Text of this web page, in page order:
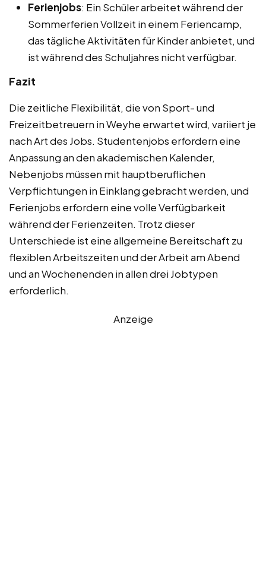
Ferienjobs: Ein Schüler arbeitet während der
Sommerferien Vollzeit in einem Feriencamp,
das tägliche Aktivitäten für Kinder anbietet, und
ist während des Schuljahres nicht verfügbar.
Fazit
Die zeitliche Flexibilität, die von Sport- und
Freizeitbetreuern in Weyhe erwartet wird, variiert je
nach Art des Jobs. Studentenjobs erfordern eine
Anpassung an den akademischen Kalender,
Nebenjobs müssen mit hauptberuflichen
Verpflichtungen in Einklang gebracht werden, und
Ferienjobs erfordern eine volle Verfügbarkeit
während der Ferienzeiten. Trotz dieser
Unterschiede ist eine allgemeine Bereitschaft zu
flexiblen Arbeitszeiten und der Arbeit am Abend
und an Wochenenden in allen drei Jobtypen
erforderlich.
Anzeige